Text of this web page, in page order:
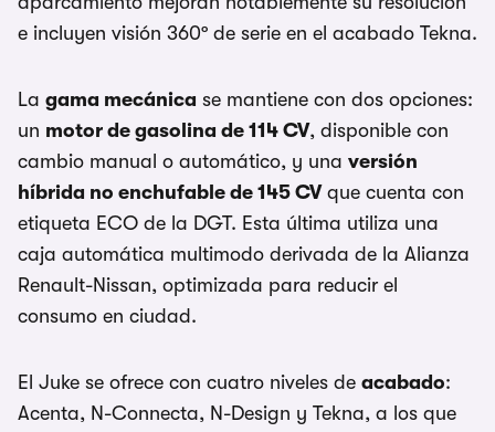
e incluyen visión 360º de serie en el acabado Tekna.
La gama mecánica se mantiene con dos opciones:
un motor de gasolina de 114 CV, disponible con
cambio manual o automático, y una versión
híbrida no enchufable de 145 CVque cuenta con
etiqueta ECO de la DGT. Esta última utiliza una
caja automática multimodo derivada de la Alianza
Renault-Nissan, optimizada para reducir el
consumo en ciudad.
El Juke se ofrece con cuatro niveles de acabado:
Acenta, N-Connecta, N-Design y Tekna, a los que